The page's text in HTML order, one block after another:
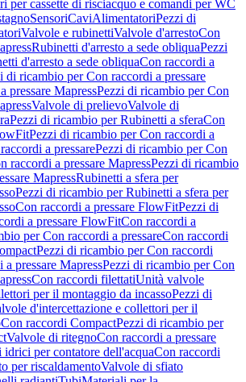
per cassette di risciacquo e comandi per WC
SensoriCaviAlimentatoriPezzi di
Valvole e rubinettiValvole d'arrestoCon
Rubinetti d'arresto a sede obliquaPezzi
d'arresto a sede obliquaCon raccordi a
di ricambio per Con raccordi a pressare
pressare MapressPezzi di ricambio per Con
Valvole di prelievoValvole di
Pezzi di ricambio per Rubinetti a sferaCon
Pezzi di ricambio per Con raccordi a
a pressarePezzi di ricambio per Con
raccordi a pressare MapressPezzi di ricambio
MapressRubinetti a sfera per
Pezzi di ricambio per Rubinetti a sfera per
Con raccordi a pressare FlowFitPezzi di
a pressare FlowFitCon raccordi a
per Con raccordi a pressareCon raccordi
Pezzi di ricambio per Con raccordi
pressare MapressPezzi di ricambio per Con
Con raccordi filettatiUnità valvole
per il montaggio da incassoPezzi di
d'intercettazione e collettori per il
Con raccordi CompactPezzi di ricambio per
Valvole di ritegnoCon raccordi a pressare
idrici per contatore dell'acquaCon raccordi
per riscaldamentoValvole di sfiato